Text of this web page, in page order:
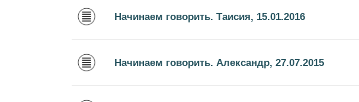
Начинаем говорить. Таисия, 15.01.2016
Начинаем говорить. Александр, 27.07.2015